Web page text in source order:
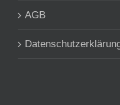
AGB